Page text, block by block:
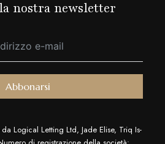
nostra newsletter
Abbonarsi
Logical Letting Ltd, Jade Elise, Triq Is-